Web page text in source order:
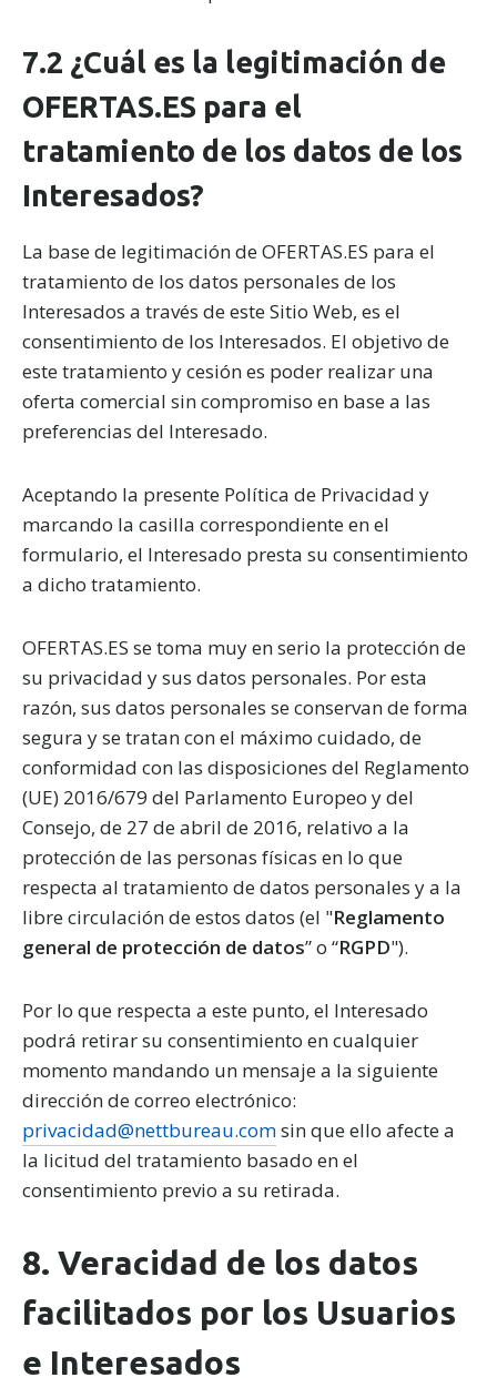
preferencias.
Puedes aceptar todas las cookies pulsando
"Aceptar". Para rechazar las cookies salvo las estrictamente
necesarias, pulsa "Rechazar".También puedes seleccionar
aceptarlos. Visita nuestraPolítica de Cookies.
7.2 ¿Cuál es la legitimación de
OFERTAS.ES para el
tratamiento de los datos de los
Interesados?
La base de legitimación de OFERTAS.ES para el
tratamiento de los datos personales de los
Interesados a través de este Sitio Web, es el
consentimiento de los Interesados. El objetivo de
este tratamiento y cesión es poder realizar una
oferta comercial sin compromiso en base a las
preferencias del Interesado.
Aceptando la presente Política de Privacidad y
marcando la casilla correspondiente en el
formulario, el Interesado presta su consentimiento
a dicho tratamiento.
OFERTAS.ES se toma muy en serio la protección de
su privacidad y sus datos personales. Por esta
razón, sus datos personales se conservan de forma
segura y se tratan con el máximo cuidado, de
conformidad con las disposiciones del Reglamento
(UE) 2016/679 del Parlamento Europeo y del
Consejo, de 27 de abril de 2016, relativo a la
protección de las personas físicas en lo que
respecta al tratamiento de datos personales y a la
libre circulación de estos datos (el "Reglamento
general de protección de datos” o “RGPD").
Por lo que respecta a este punto, el Interesado
podrá retirar su consentimiento en cualquier
momento mandando un mensaje a la siguiente
dirección de correo electrónico:
privacidad@nettbureau.comsin que ello afecte a
la licitud del tratamiento basado en el
consentimiento previo a su retirada.
8. Veracidad de los datos
facilitados por los Usuarios
e Interesados